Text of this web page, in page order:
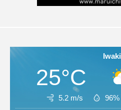
Iwaki
25°C
5.2 m/s 96%